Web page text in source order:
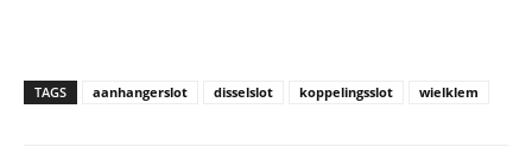
TAGS aanhangerslot disselslot koppelingsslot wielklem